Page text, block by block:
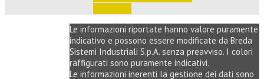
Le informazioni riportate hanno valore puramente
indicativo e possono essere modificate da Breda
Sistemi Industriali S.p.A. senza preavviso. I colori
raffigurati sono puramente indicativi.
Le informazioni inerenti la gestione dei dati sono